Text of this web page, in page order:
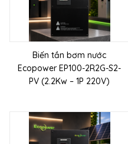
Biến tần bơm nước
Ecopower EP100-2R2G-S2-
PV (2.2Kw – 1P 220V)